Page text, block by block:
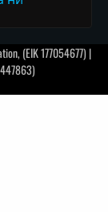
(EIK 177054677) |